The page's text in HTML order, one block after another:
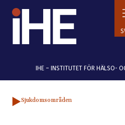
IHE – INSTITUTET FÖR HÄLSO-
Sjukdomsområden